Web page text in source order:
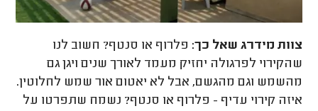
צוות מידרג שאל כך: פלרוף או סנטף? חשוב לנו
שהקירוי לפרגולה יחזיק מעמד לאורך שנים ויגן גם
מהשמש וגם מהגשם, אבל לא יאטום אור שמש לחלוטין.
איזה קירוי עדיף - פלרוף או סנטף? נשמח שתפרטו על